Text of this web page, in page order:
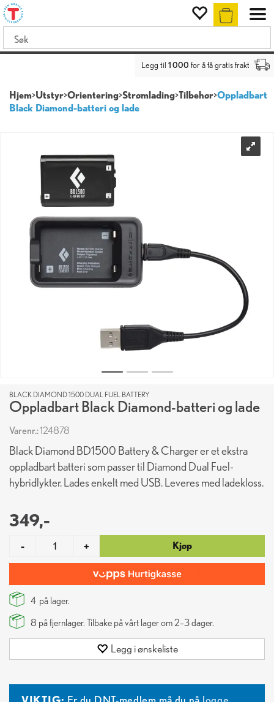
Legg til 1 000 for å få gratis frakt
Hjem>Utstyr>Orientering>Strømlading>Tilbehør>Oppladbart
Black Diamond-batteri og lade
BLACK DIAMOND 1500 DUAL FUEL BATTERY
Oppladbart Black Diamond-batteri og lade
Varenr.:124878
Black Diamond BD1500 Battery & Charger er et ekstra
oppladbart batteri som passer til Diamond Dual Fuel-
hybridlykter. Lades enkelt med USB. Leveres med ladekloss.
349,-
- + Kjøp
4 på lager.
8 på fjernlager. Tilbake på vårt lager om 2–3 dager.
Legg i ønskeliste